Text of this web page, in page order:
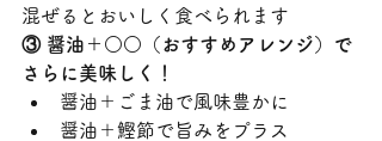
混ぜるとおいしく食べられます
③ 醤油＋○○（おすすめアレンジ）で
さらに美味しく！
醤油＋ごま油で風味豊かに
醤油＋鰹節で旨みをプラス